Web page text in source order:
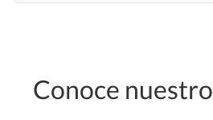
Conoce